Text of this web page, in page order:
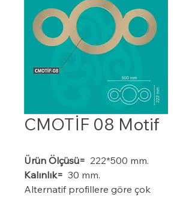
CMOTİF 08 Motif
Ürün Ölçüsü= 222*500 mm.
Kalınlık= 30 mm.
Alternatif profillere göre çok